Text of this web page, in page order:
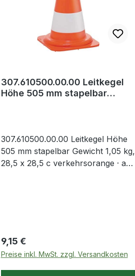
307.610500.00.00 Leitkegel
Höhe 505 mm stapelbar
307.610500.00.00 Leitkegel Höhe
505 mm stapelbar Gewicht 1,05 kg,
28,5 x 28,5 c verkehrsorange · aus
formstabil · UV-stabilisiert ¹
tagesleuchtende Leitkegel
entsprechen nicht der StVO
Regulärer Preis:
9,15 €
Preise inkl. MwSt. zzgl. Versandkosten